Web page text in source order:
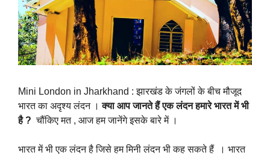
Mini London in Jharkhand : झारखंड के जंगलों के बीच मौजूद
भारत का अदृश्य लंदन ।क्या आप जानते हैं एक लंदन हमारे भारत में भी
है ?चौंकिए मत , आज हम जानेंगे इसके बारे में ।
भारत में भी एक लंदन है जिसे हम मिनी लंदन भी कह सकते हैं । भारत